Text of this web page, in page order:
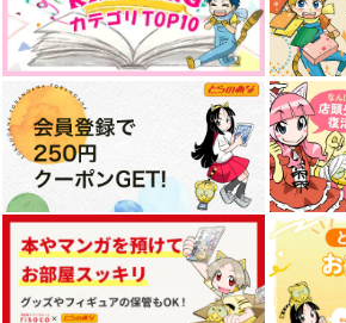
恋譚色彩
junk
出張！アソートメント
うたげや